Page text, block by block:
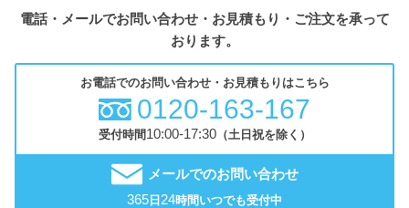
電話・メールでお問い合わせ・お見積もり・ご注文を承って
おります。
お電話でのお問い合わせ・お見積もりはこちら
0120-163-167
受付時間10:00-17:30（土日祝を除く）
メールでのお問い合わせ
365日24時間いつでも受付中